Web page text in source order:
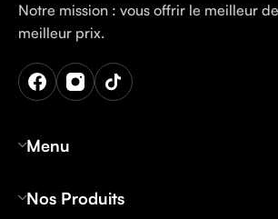
Notre mission : vous offrir le meilleur
meilleur prix.
Menu
Nos Produits